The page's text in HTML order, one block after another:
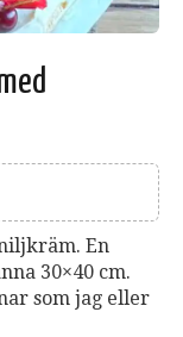
En
30×40 cm.
som jag eller